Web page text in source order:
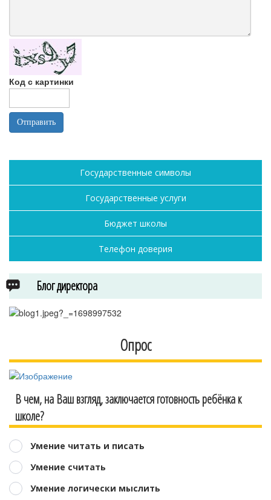
Код с картинки
Государственные символы
Государственные услуги
Бюджет школы
Телефон доверия
Блог директора
Опрос
В чем, на Ваш взгляд, заключается готовность ребёнка к
школе?
Умение читать и писать
Умение считать
Умение логически мыслить